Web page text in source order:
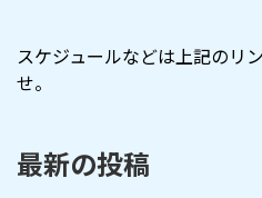
スケジュールなどは上記のリ
せ。
最新の投稿